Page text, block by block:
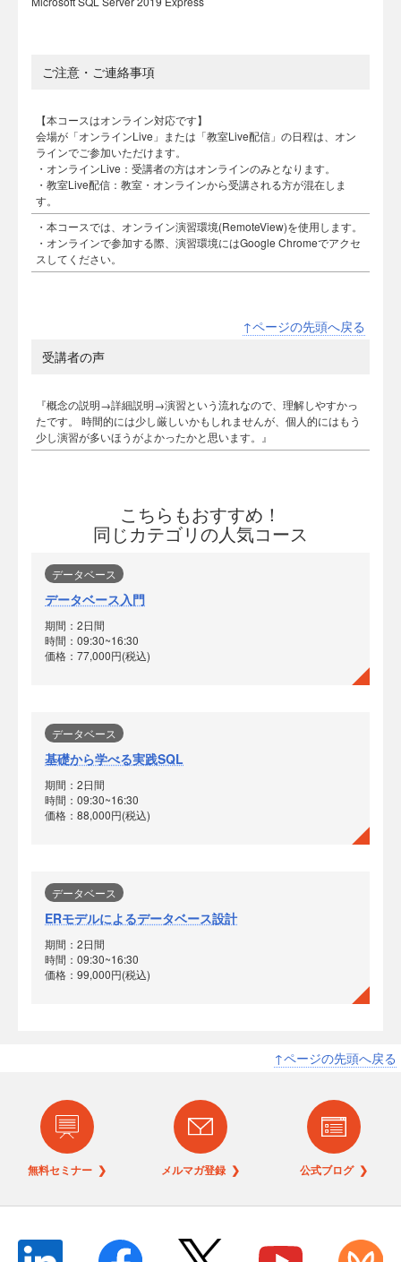
ご注意・ご連絡事項
【本コースはオンライン対応です】
会場が「オンラインLive」または「教室Live配信」の日程は、オン
ラインでご参加いただけます。
・オンラインLive：受講者の方はオンラインのみとなります。
・教室Live配信：教室・オンラインから受講される方が混在しま
す。
・本コースでは、オンライン演習環境(RemoteView)を使用します。
・オンラインで参加する際、演習環境にはGoogle Chromeでアクセ
スしてください。
↑ページの先頭へ戻る
受講者の声
『概念の説明→詳細説明→演習という流れなので、理解しやすかっ
たです。 時間的には少し厳しいかもしれませんが、個人的にはもう
少し演習が多いほうがよかったかと思います。』
こちらもおすすめ！
同じカテゴリの人気コース
データベース
データベース入門
期間：2日間
時間：09:30~16:30
価格：77,000円(税込)
データベース
基礎から学べる実践SQL
期間：2日間
時間：09:30~16:30
価格：88,000円(税込)
データベース
ERモデルによるデータベース設計
期間：2日間
時間：09:30~16:30
価格：99,000円(税込)
↑ページの先頭へ戻る
無料セミナー ❯ メルマガ登録 ❯ 公式ブログ ❯